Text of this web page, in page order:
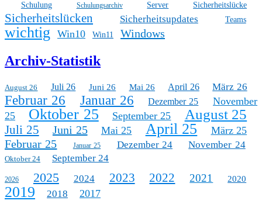
Schulung
Schulungsarchiv Server Sicherheitslücke
Sicherheitslücken Sicherheitsupdates Teams
wichtig Win10 Win11 Windows
Archiv-Statistik
August 26 Juli 26 Juni 26 Mai 26 April 26 März 26
Februar 26 Januar 26 Dezember 25
November
25
Oktober 25 September 25 August 25
Juli 25 Juni 25 Mai 25 April 25 März 25
Februar 25 Januar 25 Dezember 24 November 24
Oktober 24 September 24
2026 2025 2024 2023 2022 2021 2020
2019 2018 2017